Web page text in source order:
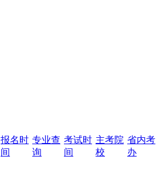
报名时
间
专业查
询
考试时
间
主考院
校
省内考
办